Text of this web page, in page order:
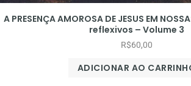
A PRESENÇA AMOROSA DE JESUS EM
reflexivos – Volume 3
R$60,00
ADICIONAR AO